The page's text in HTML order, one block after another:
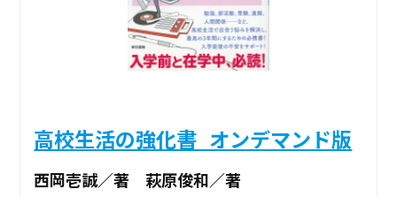
高校生活の強化書_オンデマンド版
西岡壱誠／著 萩原俊和／著